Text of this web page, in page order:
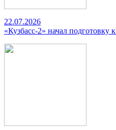
22.07.2026
«Кузбасс-2» начал подготовку